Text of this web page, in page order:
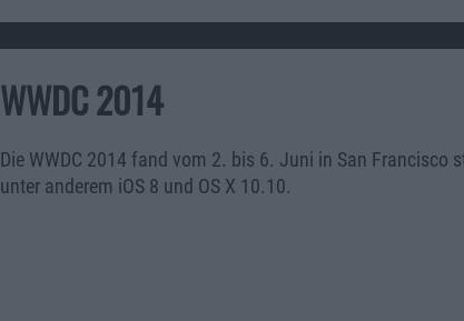
WWDC 2014
Die WWDC 2014 fand vom 2. bis 6. Juni in San Francisco
unter anderem iOS 8 und OS X 10.10.